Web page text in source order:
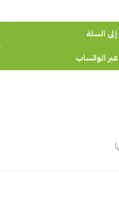
السلة
الواتساب